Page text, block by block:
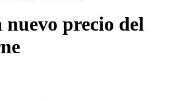
nuevo precio del